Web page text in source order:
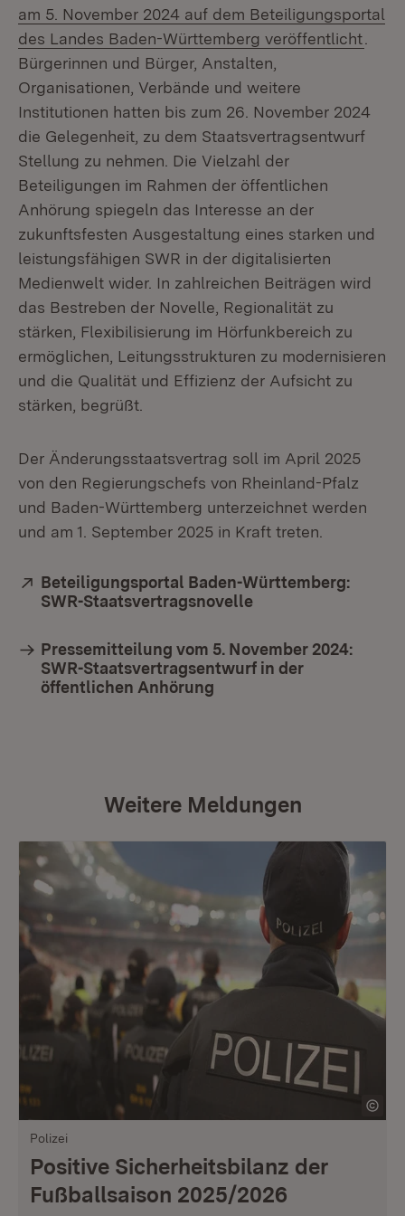
am 5. November 2024 auf dem Beteiligungsportal
des Landes Baden-Württemberg veröffentlicht
Bürgerinnen und Bürger, Anstalten,
Organisationen, Verbände und weitere
Institutionen hatten bis zum 26. November 2024
die Gelegenheit, zu dem Staatsvertragsentwurf
Stellung zu nehmen. Die Vielzahl der
Beteiligungen im Rahmen der öffentlichen
Anhörung spiegeln das Interesse an der
zukunftsfesten Ausgestaltung eines starken und
leistungsfähigen SWR in der digitalisierten
Medienwelt wider. In zahlreichen Beiträgen wird
das Bestreben der Novelle, Regionalität zu
stärken, Flexibilisierung im Hörfunkbereich zu
ermöglichen, Leitungsstrukturen zu modernisieren
und die Qualität und Effizienz der Aufsicht zu
stärken, begrüßt.
Der Änderungsstaatsvertrag soll im April 2025
von den Regierungschefs von Rheinland-Pfalz
und Baden-Württemberg unterzeichnet werden
und am 1. September 2025 in Kraft treten.
Extern:
Beteiligungsportal Baden-Württemberg:
SWR-Staatsvertragsnovelle
Pressemitteilung vom 5. November 2024:
SWR-Staatsvertragsentwurf in der
öffentlichen Anhörung
Weitere Meldungen
Polizei
Positive Sicherheitsbilanz der
Fußballsaison 2025/2026